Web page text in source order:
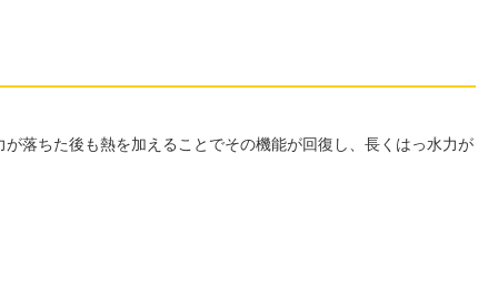
落ちた後も熱を加えることでその機能が回復し、長くはっ水力が